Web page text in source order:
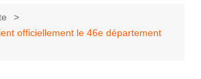
officiellement le 46e département